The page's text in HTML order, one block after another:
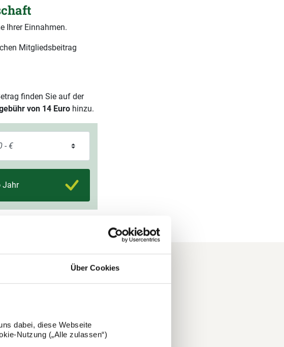
Über Cookies
dabei, diese Webseite
Nutzung („Alle zulassen“)
Ihrer Einnahmen.
Mitgliedsbeitrag
finden Sie auf der
von 14 Euro hinzu.
Jahr
Deutschlands. Auch
u. a. Ihre